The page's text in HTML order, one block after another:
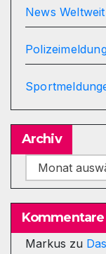
News Weltweit
Archiv
Archiv
Kommentare
Markus zu